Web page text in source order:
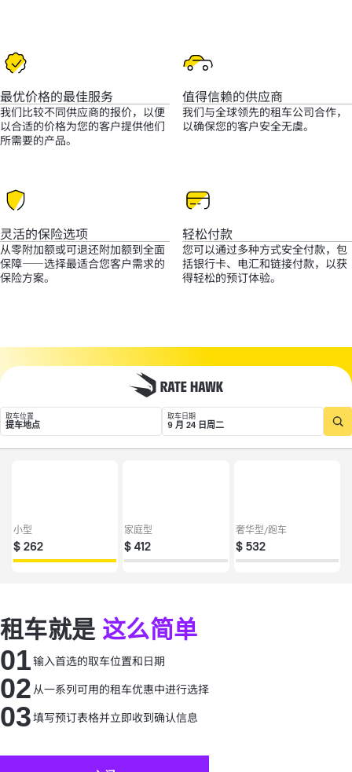
最优价格的最佳服务
我们比较不同供应商的报价，以便
以合适的价格为您的客户提供他们
所需要的产品。
值得信赖的供应商
我们与全球领先的租车公司合作，
以确保您的客户安全无虞。
灵活的保险选项
从零附加额或可退还附加额到全面
保障——选择最适合您客户需求的
保险方案。
轻松付款
您可以通过多种方式安全付款，包
括银行卡、电汇和链接付款，以获
得轻松的预订体验。
取车位置
提车地点
取车日期
9 月 24 日周二
小型
$ 262
家庭型
$412
奢华型/跑车
$ 532
租车就是 这么简单
01输入首选的取车位置和日期
02 从一系列可用的租车优惠中进行选择
03填写预订表格并立即收到确认信息